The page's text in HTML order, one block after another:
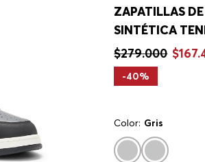
ZAPATILLAS
SINTÉTICA
$279.000 $167.
-40%
Color: Gris